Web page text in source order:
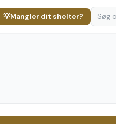
💡Mangler dit shelter?